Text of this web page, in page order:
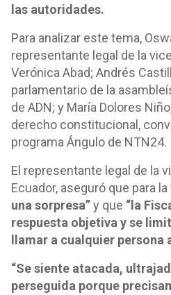
las autoridades.
Para analizar este tema,
representante legal de la
Verónica Abad; Andrés
parlamentario de la
de ADN; y María Dolores
derecho constitucional,
programa Ángulo de NTN24.
El representante legal de la
Ecuador, aseguró que para
una sorpresa”y que “la
respuesta objetiva y se
llamar a cualquier persona
“Se siente atacada,
perseguida porque